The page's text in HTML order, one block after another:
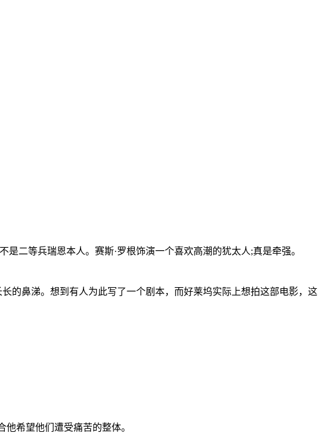
二等兵瑞恩本人。赛斯·罗根饰演一个喜欢高潮的犹太人;真是牵强。
的鼻涕。想到有人为此写了一个剧本，而好莱坞实际上想拍这部电影，这
希望他们遭受痛苦的整体。